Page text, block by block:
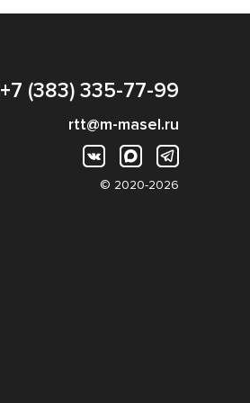
+7 (383) 335-77-99
rtt@m-masel.ru
© 2020-2026